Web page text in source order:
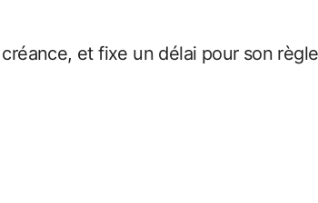
et fixe un délai pour son